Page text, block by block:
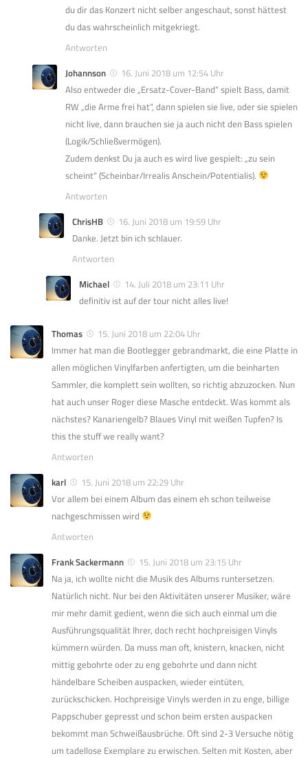
du dir das Konzert nicht selber angeschaut, sonst hättest
du das wahrscheinlich mitgekriegt.
Antworten
Johannson
16. Juni 2018 um 12:54 Uhr
Also entweder die „Ersatz-Cover-Band“ spielt Bass, damit
RW „die Arme frei hat“, dann spielen sie live, oder sie spielen
nicht live, dann brauchen sie ja auch nicht den Bass spielen
(Logik/Schließvermögen).
Zudem denkst Du ja auch es wird live gespielt: „zu sein
scheint“ (Scheinbar/Irrealis Anschein/Potentialis).
Antworten
ChrisHB
16. Juni 2018 um 19:59 Uhr
Danke. Jetzt bin ich schlauer.
Antworten
Michael
14. Juli 2018 um 23:11 Uhr
definitiv ist auf der tour nicht alles live!
Thomas
15. Juni 2018 um 22:04 Uhr
Immer hat man die Bootlegger gebrandmarkt, die eine Platte in
allen möglichen Vinylfarben anfertigten, um die beinharten
Sammler, die komplett sein wollten, so richtig abzuzocken. Nun
hat auch unser Roger diese Masche entdeckt. Was kommt als
nächstes? Kanariengelb? Blaues Vinyl mit weißen Tupfen? Is
this the stuff we really want?
Antworten
karl
15. Juni 2018 um 22:29 Uhr
Vor allem bei einem Album das einem eh schon teilweise
nachgeschmissen wird
Antworten
Frank Sackermann
15. Juni 2018 um 23:15 Uhr
Na ja, ich wollte nicht die Musik des Albums runtersetzen.
Natürlich nicht. Nur bei den Aktivitäten unserer Musiker, wäre
mir mehr damit gedient, wenn die sich auch einmal um die
Ausführungsqualität Ihrer, doch recht hochpreisigen Vinyls
kümmern würden. Da muss man oft, knistern, knacken, nicht
mittig gebohrte oder zu eng gebohrte und dann nicht
händelbare Scheiben auspacken, wieder eintüten,
zurückschicken. Hochpreisige Vinyls werden in zu enge, billige
Pappschuber gepresst und schon beim ersten auspacken
bekommt man Schweißausbrüche. Oft sind 2-3 Versuche nötig
um tadellose Exemplare zu erwischen. Selten mit Kosten, aber